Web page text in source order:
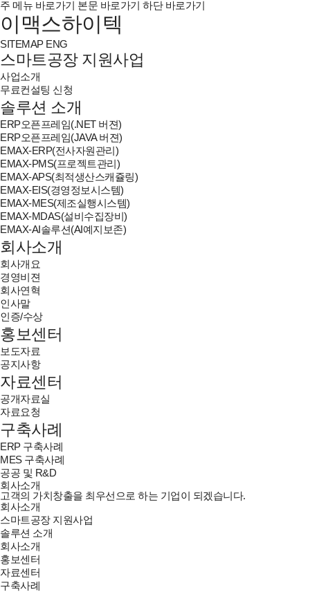
주 메뉴 바로가기 본문 바로가기 하단 바로가기
이맥스하이텍
SITEMAP ENG
스마트공장 지원사업
사업소개
무료컨설팅 신청
솔루션 소개
ERP오픈프레임(.NET 버젼)
ERP오픈프레임(JAVA 버젼)
EMAX-ERP(전사자원관리)
EMAX-PMS(프로젝트관리)
EMAX-APS(최적생산스캐쥴링)
EMAX-EIS(경영정보시스템)
EMAX-MES(제조실행시스템)
EMAX-MDAS(설비수집장비)
EMAX-AI솔루션(AI예지보존)
회사소개
회사개요
경영비젼
회사연혁
인사말
인증/수상
홍보센터
보도자료
공지사항
자료센터
공개자료실
자료요청
구축사례
ERP 구축사례
MES 구축사례
공공 및 R&D
회사소개
고객의 가치창출을 최우선으로 하는 기업이 되겠습니다.
회사소개
스마트공장 지원사업
솔루션 소개
회사소개
홍보센터
자료센터
구축사례